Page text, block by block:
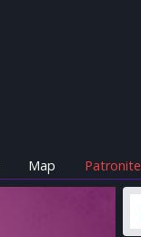
Map Patronite